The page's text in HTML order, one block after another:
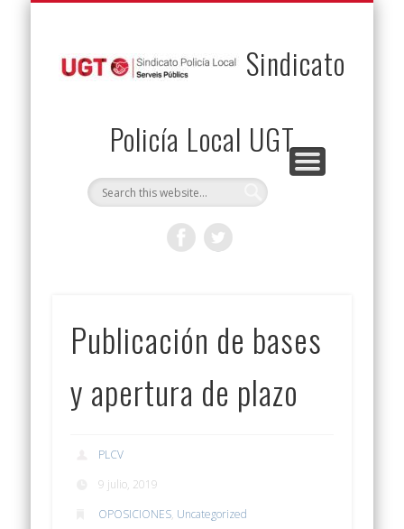
Sindicato
Policía Local UGT
Publicación de bases
y apertura de plazo
PLCV
9 julio, 2019
OPOSICIONES, Uncategorized